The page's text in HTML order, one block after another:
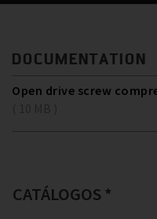
DOCUMENTATION
Open drive screw
CATÁLOGOS *